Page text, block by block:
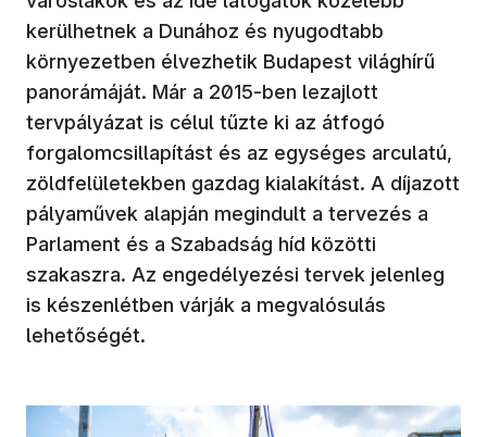
kerülhetnek a Dunához és nyugodtabb
környezetben élvezhetik Budapest világhírű
panorámáját. Már a 2015-ben lezajlott
tervpályázat is célul tűzte ki az átfogó
forgalomcsillapítást és az egységes arculatú,
zöldfelületekben gazdag kialakítást. A díjazott
pályaművek alapján megindult a tervezés a
Parlament és a Szabadság híd közötti
szakaszra. Az engedélyezési tervek jelenleg
is készenlétben várják a megvalósulás
lehetőségét.